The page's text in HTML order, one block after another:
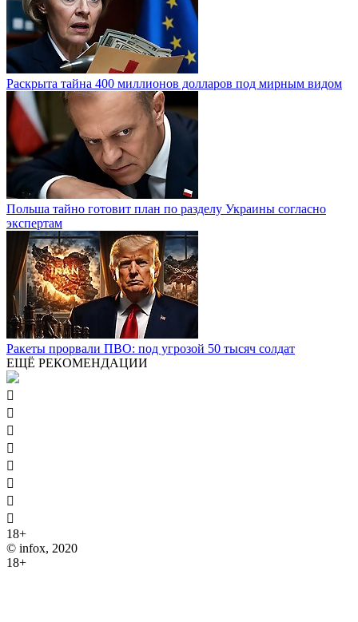
Раскрыта тайна 400 миллионов долларов под мирным видом
Польша тайно готовит план по разделу Украины согласно
экспертам
Ракеты прорвали ПВО: под угрозой 50 тысяч солдат
ЕЩЁ РЕКОМЕНДАЦИИ








18+
© infox, 2020
18+